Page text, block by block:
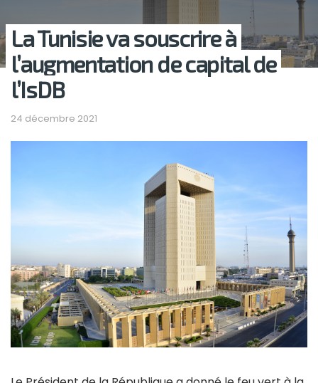
La Tunisie va souscrire à
l’augmentation de capital de
l’IsDB
24 décembre 2021